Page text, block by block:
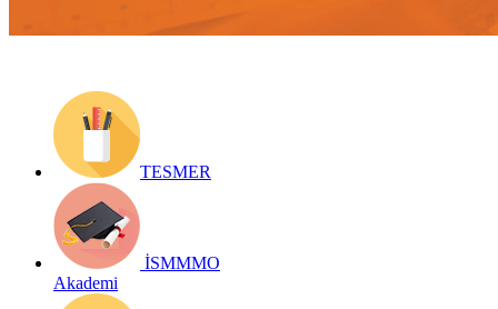
TESMER
İSMMMO
Akademi